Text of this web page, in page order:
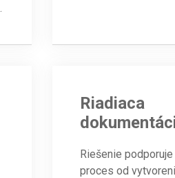
Riadiaca
Riešenie
proces od